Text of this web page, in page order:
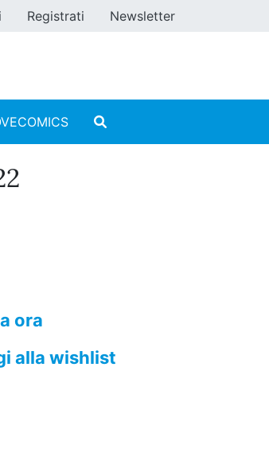
Registrati Newsletter
ora
alla wishlist